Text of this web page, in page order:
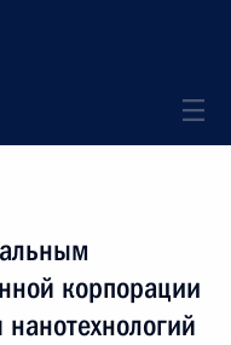
корпорации